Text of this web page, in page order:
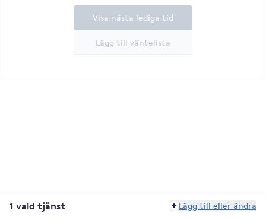
Lägg till väntelista
Visa nästa lediga tid
1 vald tjänst Lägg till eller ändra